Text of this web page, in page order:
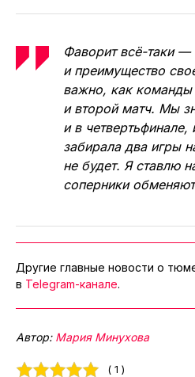
Фаворит всё-таки —
и преимущество
важно, как
и второй матч. Мы
и в четвертьфинале,
забирала два игры
не будет. Я ставлю
соперники
Другие главные новости о
в Telegram-канале.
Автор: Мария Минухова
( 1 )